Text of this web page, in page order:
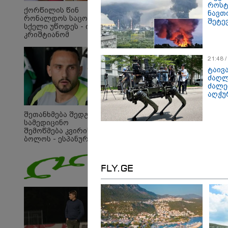
09:33
ქორწილის წინ
რონალდოს საცოლეს
სქელი უწოდეს - ის
კრიშტიანომ
მორგანიც
გამოექომაგა
შეთანხმება შედგა,
სამედიცინო
შემოწმება კვირის
ბოლოს - ესპანურმა
ქოჩორაშვილის
ახალი გუნდი
დაასახელა
21:48
FLY.GE